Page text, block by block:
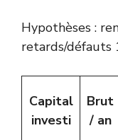
Hypothèses :
retards/défauts
Capital
investi
Brut
/ an